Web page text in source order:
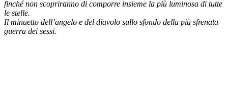
finché non scopriranno di comporre insieme la più luminosa di tutte
le stelle.
Il minuetto dell’angelo e del diavolo sullo sfondo della più sfrenata
guerra dei sessi.